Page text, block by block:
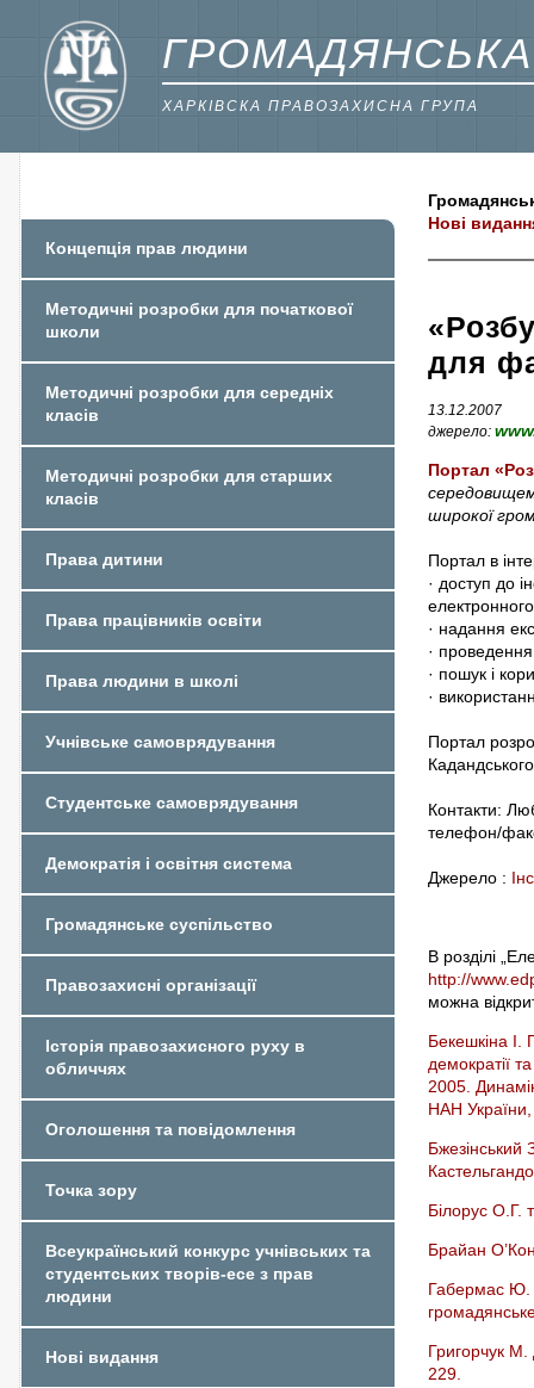
ГРОМАДЯНСЬКА
ХАРКІВСКА ПРАВОЗАХИСНА ГРУПА
Нові
для
13.12.2007
джерело:
Портал
широкої
Портал в
· доступ до
· надання
·
· пошук і
·
Портал
Контакти:
телефон/
Джерело :
В розділі
http://
можна
Бекешкіна І.
демократії
2005.
НАН
Бжезінський
Білорус О.Г.
Брайан
Габермас Ю.
Григорчук М.
229.
Концепція прав людини
Методичні розробки для початкової
школи
Методичні розробки для середніх
класів
Методичні розробки для старших
класів
Права дитини
Права працівників освіти
Права людини в школі
Учнівське самоврядування
Студентське самоврядування
Демократія і освітня система
Громадянське суспільство
Правозахисні організації
Історія правозахисного руху в
обличчях
Оголошення та повідомлення
Точка зору
Всеукраїнський конкурс учнівських та
студентських творів-есе з прав
людини
Нові видання